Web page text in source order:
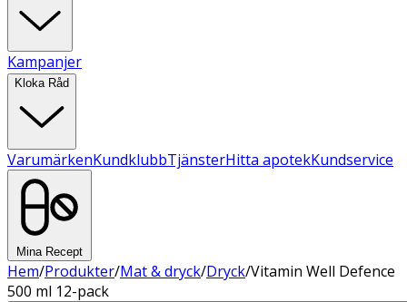
Kampanjer
Kloka Råd
VarumärkenKundklubbTjänsterHitta apotekKundservice
Mina Recept
Hem/Produkter/Mat & dryck/Dryck/Vitamin Well Defence
500 ml 12-pack